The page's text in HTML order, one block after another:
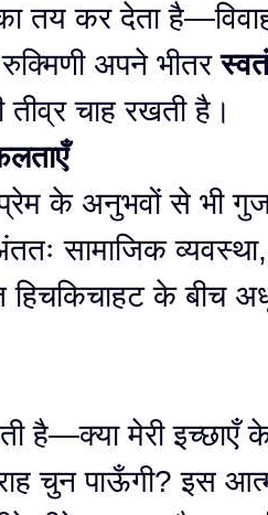
तय कर देता
अपने भीतर
तीव्र चाह रखती है।
के अनुभवों से भी
सामाजिक व्यवस्था,
हिचकिचाहट के बीच
है—क्या मेरी
चुन पाऊँगी? इस